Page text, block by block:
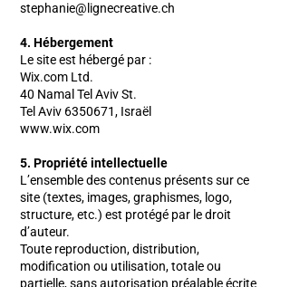
stephanie@lignecreative.ch
4. Hébergement
Le site est hébergé par :
Wix.com Ltd.
40 Namal Tel Aviv St.
Tel Aviv 6350671, Israël
www.wix.com
5. Propriété intellectuelle
L’ensemble des contenus présents sur ce
site (textes, images, graphismes, logo,
structure, etc.) est protégé par le droit
d’auteur.
Toute reproduction, distribution,
modification ou utilisation, totale ou
partielle, sans autorisation préalable écrite